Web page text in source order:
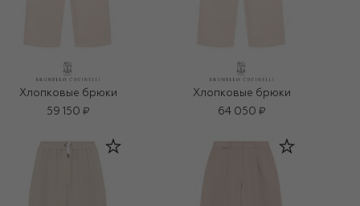
Хлопковые брюки
59 150 ₽
Хлопковые брюки
64 050 ₽